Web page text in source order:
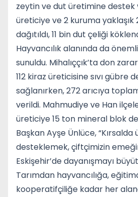
zeytin ve dut üretimine destek
üreticiye ve 2 kuruma yaklaşık
dağıtıldı, 11 bin dut çeliği
Hayvancılık alanında da
sunuldu. Mihalıççık’ta don
112 kiraz üreticisine sıvı gübre
sağlanırken, 272 arıcıya
verildi. Mahmudiye ve Han
üreticiye 15 ton mineral blok
Başkan Ayşe Ünlüce, “Kırsalda
desteklemek, çiftçimizin
Eskişehir’de dayanışmayı
Tarımdan hayvancılığa,
kooperatifçiliğe kadar her